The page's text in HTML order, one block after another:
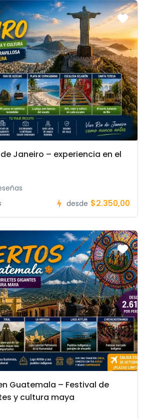
Janeiro – experiencia en el
desde $2.350,00
Guatemala – Festival de
y cultura maya